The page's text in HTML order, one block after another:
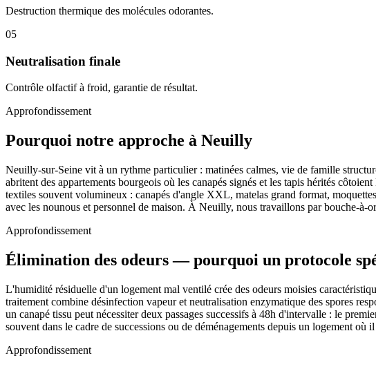
Destruction thermique des molécules odorantes.
05
Neutralisation finale
Contrôle olfactif à froid, garantie de résultat.
Approfondissement
Pourquoi notre approche à Neuilly
Neuilly-sur-Seine vit à un rythme particulier : matinées calmes, vie de famille
abritent des appartements bourgeois où les canapés signés et les tapis hérités
textiles souvent volumineux : canapés d'angle XXL, matelas grand format,
avec les nounous et personnel de maison. À Neuilly, nous travaillons par bouche-
Approfondissement
Élimination des odeurs — pourquoi un protocole
L'humidité résiduelle d'un logement mal ventilé crée des odeurs moisies
traitement combine désinfection vapeur et neutralisation enzymatique des spores
un canapé tissu peut nécessiter deux passages successifs à 48h d'intervalle : le
souvent dans le cadre de successions ou de déménagements depuis un logement où
Approfondissement